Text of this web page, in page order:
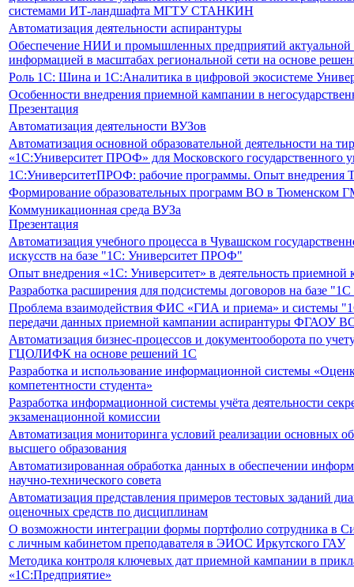
системами ИТ-ландшафта МГТУ СТАНКИН
Автоматизация деятельности аспирантуры
Обеспечение НИИ и промышленных предприятий актуальной
информацией в масштабах региональной сети на основе
Роль 1С: Шина и 1С:Аналитика в цифровой экосистеме
Особенности внедрения приемной кампании в
Презентация
Автоматизация деятельности ВУЗов
Автоматизация основной образовательной деятельности на
«1С:Университет ПРОФ» для Московского государственного
1C:УниверситетПРОФ: рабочие программы. Опыт внедрения
Формирование образовательных программ ВО в Тюменском
Коммуникационная среда ВУЗа
Презентация
Автоматизация учебного процесса в Чувашском
искусств на базе "1С: Университет ПРОФ"
Опыт внедрения «1С: Университет» в деятельность
Разработка расширения для подсистемы договоров на базе
Проблема взаимодействия ФИС «ГИА и приема» и системы
передачи данных приемной кампании аспирантуры ФГАОУ
Автоматизация бизнес-процессов и документооборота по
ГЦОЛИФК на основе решений 1С
Разработка и использование информационной системы
компетентности студента»
Разработка информационной системы учёта деятельности
экзаменационной комиссии
Автоматизация мониторинга условий реализации основных
высшего образования
Автоматизированная обработка данных в обеспечении
научно-технического совета
Автоматизация представления примеров тестовых заданий
оценочных средств по дисциплинам
О возможности интеграции формы портфолио сотрудника в
с личным кабинетом преподавателя в ЭИОС Иркутского ГАУ
Методика контроля ключевых дат приемной кампании в
«1С:Предприятие»